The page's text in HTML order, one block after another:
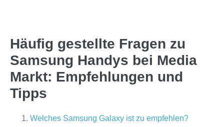
Häufig gestellte Fragen zu
Samsung Handys bei Media
Markt: Empfehlungen und
Tipps
Welches Samsung Galaxy ist zu empfehlen?